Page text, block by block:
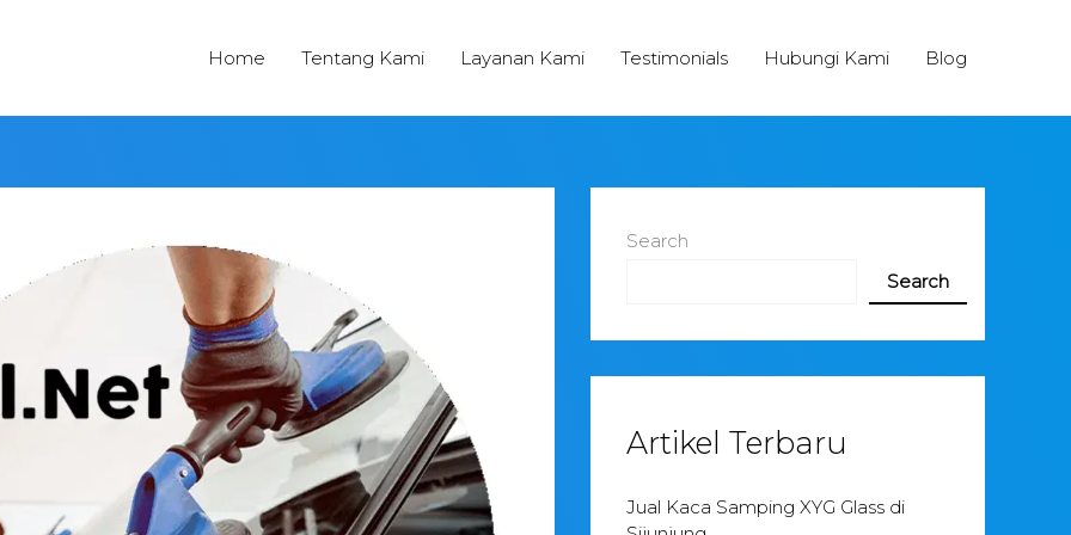
Home Tentang Kami Layanan Kami Testimonials Hubungi Kami Blog
Search
Search
Artikel Terbaru
Jual Kaca Samping XYG Glass di